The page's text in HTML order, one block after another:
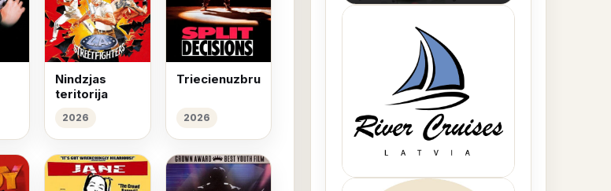
Nindzjas
teritorija
2026
Triecienuzbrukums
2026